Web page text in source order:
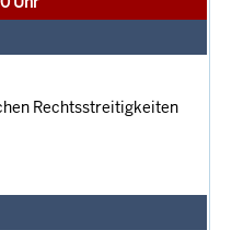
Rechtsstreitigkeiten